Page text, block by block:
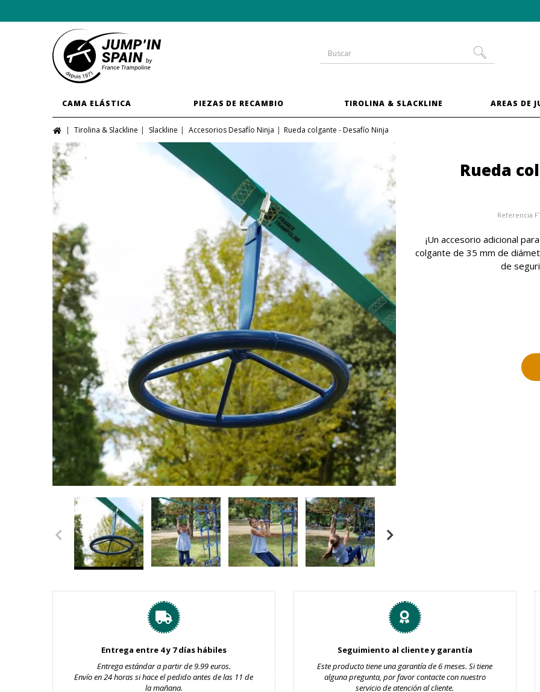
CAMA ELÁSTICA PIEZAS DE RECAMBIO TIROLINA & SLACKLINE AREAS DE
Tirolina & Slackline Slackline Accesorios Desafío Ninja Rueda colgante - Desafío Ninja
Rueda
Referencia
¡Un accesorio adicional
colgante de 35 mm de
de
Entrega entre 4 y 7 días hábiles
Entrega estándar a partir de 9.99 euros.
Envío en 24 horas si hace el pedido antes de las 11 de
la mañana.
Seguimiento al cliente y garantía
Este producto tiene una garantía de 6 meses. Si tiene
alguna pregunta, por favor contacte con nuestro
servicio de atención al cliente.